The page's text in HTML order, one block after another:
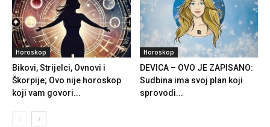
Horoskop
Bikovi, Strijelci, Ovnovi i
Škorpije; Ovo nije horoskop
koji vam govori...
Horoskop
DEVICA – OVO JE ZAPISANO:
Sudbina ima svoj plan koji
sprovodi...